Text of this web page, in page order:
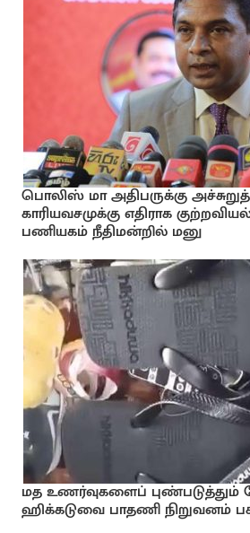
பொலிஸ் மா அதிபருக்கு
காரியவசமுக்கு எதிராக
பணியகம் நீதிமன்றில் மனு
மத உணர்வுகளைப்
ஹிக்கடுவை பாதணி நிறுவனம்